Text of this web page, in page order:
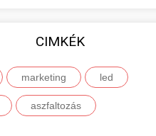
CIMKÉK
marketing led
aszfaltozás